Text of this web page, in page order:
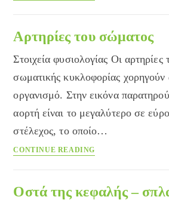
Αρτηρίες του σώματος
Στοιχεία φυσιολογίας Oι αρτηρίες
σωματικής κυκλοφορίας
οργανισμό. Στην εικόνα
αορτή είναι το μεγαλύτερο σε
στέλεχος, το οποίο…
CONTINUE READING
Οστά της κεφαλής –